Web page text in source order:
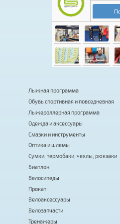
Лыжная программа
Обувь спортивная и повседневная
Лыжероллерная программа
Одежда и аксессуары
Смазки и инструменты
Оптика и шлемы
Сумки, термобаки, чехлы, рюкзаки
Биатлон
Велосипеды
Прокат
Велоаксессуары
Велозапчасти
Тренажеры